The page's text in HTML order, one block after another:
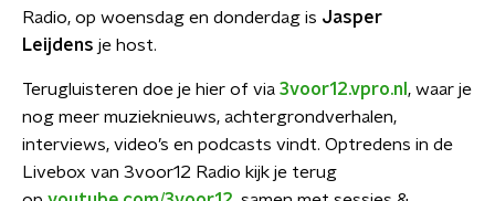
Radio, op woensdag en donderdag is Jasper
Leijdens je host.
Terugluisteren doe je hier of via 3voor12.vpro.nl , waar je
nog meer muzieknieuws, achtergrondverhalen,
interviews, video’s en podcasts vindt. Optredens in de
Livebox van 3voor12 Radio kijk je terug